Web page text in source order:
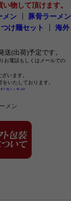
物して頂けます。
メン
豚骨ラーメン
つけ麺セット
海外
メン